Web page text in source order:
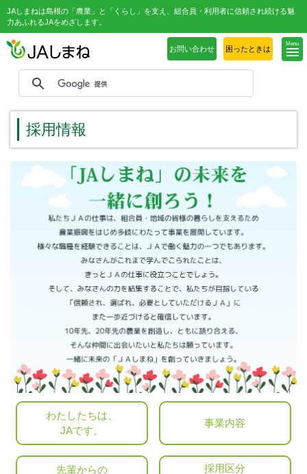
JAしまねは島根の「農業」と「くらし」を支え、組合員・利用者に信頼され続ける魅
力あふれるJAをめざします。
Menu
お問い合わせ 困ったときは
採用情報
わたしたちは、
JAです。
事業内容
先輩からの
採用区分